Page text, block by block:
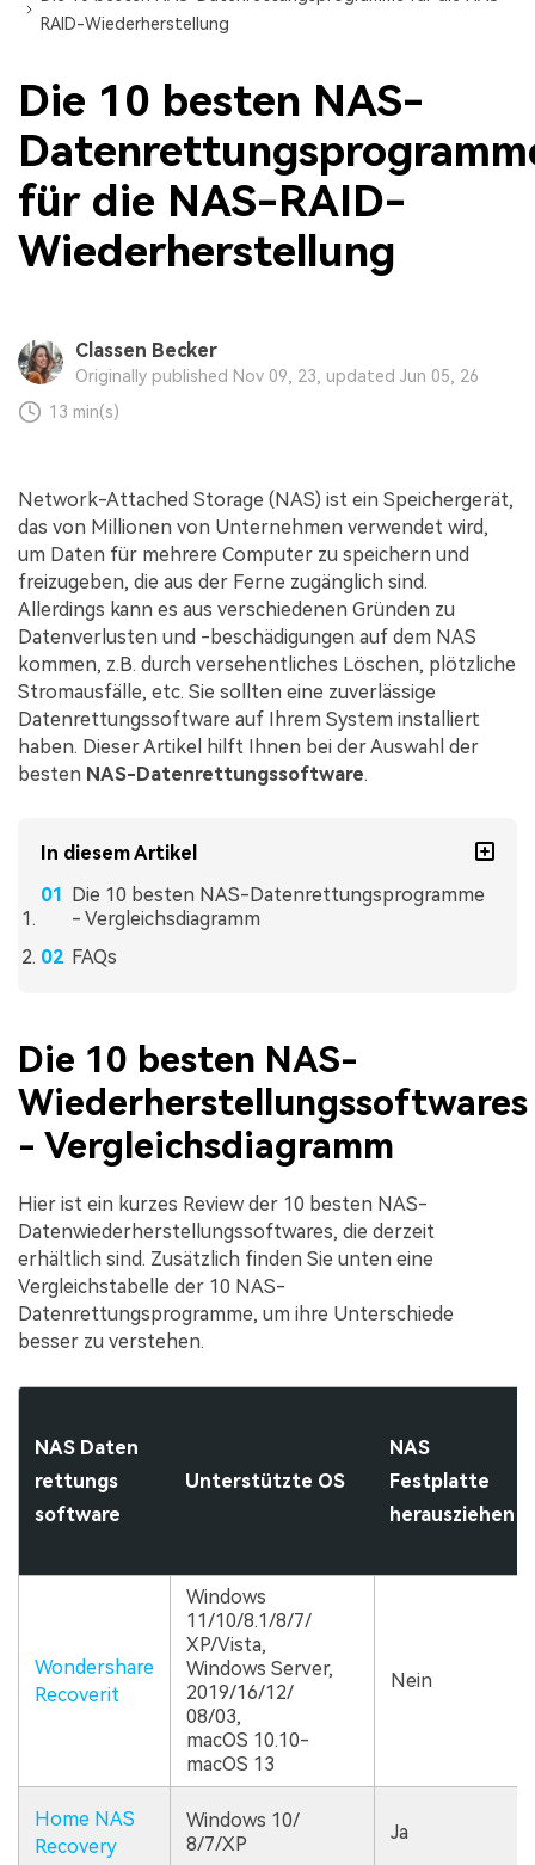
RAID-Wiederherstellung
Die 10 besten NAS-
für die NAS-RAID-
Wiederherstellung
Classen Becker
Originally published Nov 09, 23, updated Jun 05, 26
13 min(s)
Network-Attached Storage (NAS) ist ein Speichergerät,
das von Millionen von Unternehmen verwendet wird,
um Daten für mehrere Computer zu speichern und
freizugeben, die aus der Ferne zugänglich sind.
Allerdings kann es aus verschiedenen Gründen zu
Datenverlusten und -beschädigungen auf dem NAS
kommen, z.B. durch versehentliches Löschen, plötzliche
Stromausfälle, etc. Sie sollten eine zuverlässige
Datenrettungssoftware auf Ihrem System installiert
haben. Dieser Artikel hilft Ihnen bei der Auswahl der
besten NAS-Datenrettungssoftware.
In diesem Artikel
Die 10 besten NAS-Datenrettungsprogramme
- Vergleichsdiagramm
FAQs
Die 10 besten NAS-
Wiederherstellungssoftwares
- Vergleichsdiagramm
Hier ist ein kurzes Review der 10 besten NAS-
Datenwiederherstellungssoftwares, die derzeit
erhältlich sind. Zusätzlich finden Sie unten eine
Vergleichstabelle der 10 NAS-
Datenrettungsprogramme, um ihre Unterschiede
besser zu verstehen.
NAS Daten
rettungs
software
Unterstützte OS
NAS
Festplatte
herausziehen
Wondershare
Recoverit
Windows
11/10/8.1/8/7/
XP/Vista,
Windows Server,
2019/16/12/
08/03,
macOS 10.10-
macOS 13
Nein
Home NAS
Recovery
Windows 10/
8/7/XP
Ja